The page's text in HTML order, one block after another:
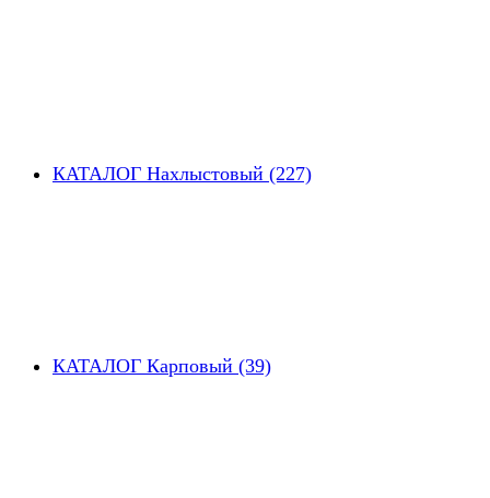
КАТАЛОГ Нахлыстовый (227)
КАТАЛОГ Карповый (39)